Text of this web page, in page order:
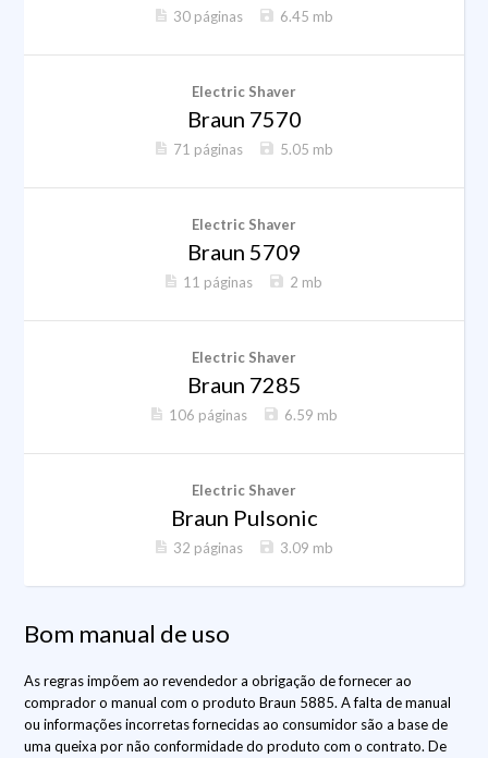
30 páginas 6.45 mb
Electric Shaver
Braun 7570
71 páginas 5.05 mb
Electric Shaver
Braun 5709
11 páginas 2 mb
Electric Shaver
Braun 7285
106 páginas 6.59 mb
Electric Shaver
Braun Pulsonic
32 páginas 3.09 mb
Bom manual de uso
As regras impõem ao revendedor a obrigação de fornecer ao
comprador o manual com o produto Braun 5885. A falta de manual
ou informações incorretas fornecidas ao consumidor são a base de
uma queixa por não conformidade do produto com o contrato. De